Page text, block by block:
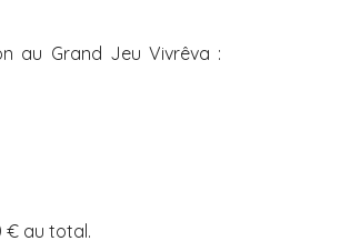
au Grand Jeu Vivrêva :
€ au total.